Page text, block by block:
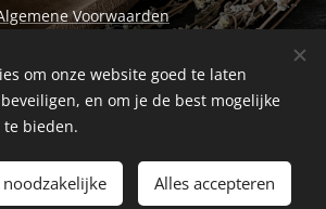
aan de winkelwagen
Voorwaarden
home by Studio Nadia Cookies
om onze website goed te laten
en om je de best mogelijke
bieden.
Alles accepteren